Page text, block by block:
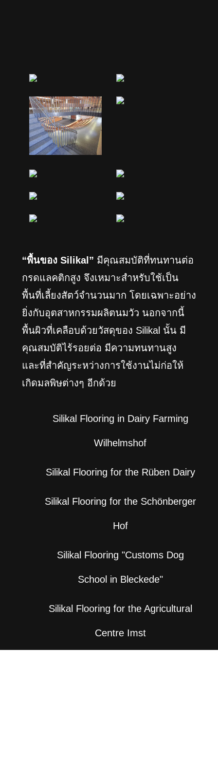
“พื้นของ Silikal ” มีคุณสมบัติที่ทนทานต่อ
กรดแลคติกสูง จึงเหมาะสำหรับใช้เป็น
พื้นที่เลี้ยงสัตว์จำนวนมาก โดยเฉพาะอย่าง
ยิ่งกับอุตสาหกรรมผลิตนมวัว นอกจากนี้
พื้นผิวที่เคลือบด้วยวัสดุของ Silikal นั้น มี
คุณสมบัติไร้รอยต่อ มีความทนทานสูง
และที่สำคัญระหว่างการใช้งานไม่ก่อให้
เกิดมลพิษต่างๆ อีกด้วย
Silikal Flooring in Dairy Farming
Wilhelmshof
Silikal Flooring for the Rüben Dairy
Silikal Flooring for the Schönberger
Hof
Silikal Flooring "Customs Dog
School in Bleckede"
Silikal Flooring for the Agricultural
Centre Imst